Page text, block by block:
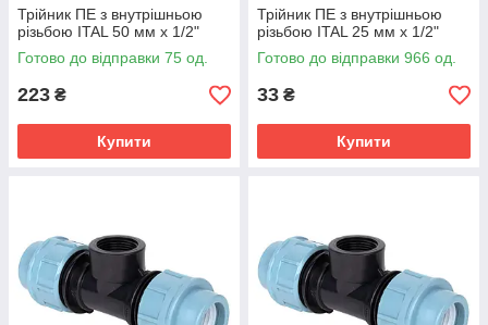
Трійник ПЕ з внутрішньою
різьбою ITAL 50 мм х 1/2"
Готово до відправки 75 од.
223 ₴
Купити
Трійник ПЕ з внутрішньою
різьбою ITAL 25 мм х 1/2"
Готово до відправки 966 од.
33 ₴
Купити